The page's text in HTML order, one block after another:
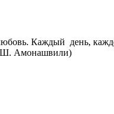
Каждый день,
( Ш. Амонашвили)